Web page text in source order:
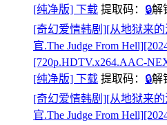
[纯净版] 下载 提取码： 🔒解
[奇幻爱情韩剧][从地狱来
官.The Judge From
[720p.HDTV.x264.AAC-
[纯净版] 下载 提取码： 🔒解
[奇幻爱情韩剧][从地狱来
官.The Judge From